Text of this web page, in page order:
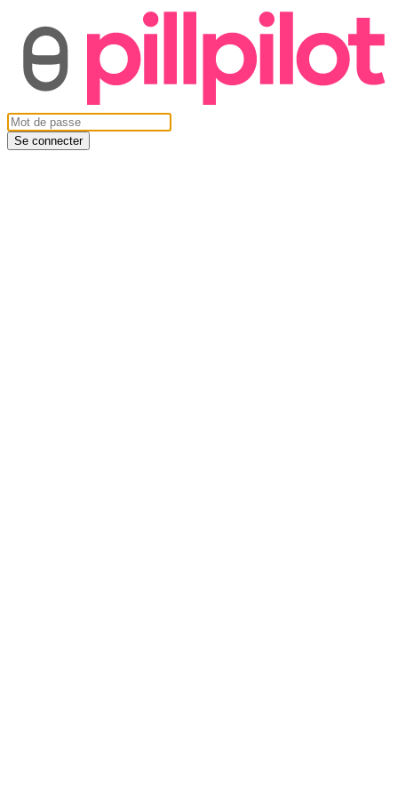
Se connecter